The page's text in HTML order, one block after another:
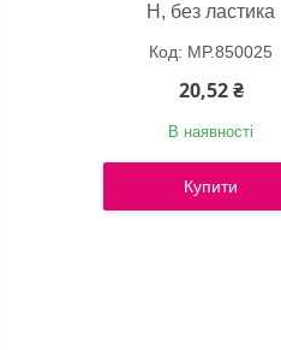
H, без ластика
MP.850025
20,52 ₴
В наявності
Купити